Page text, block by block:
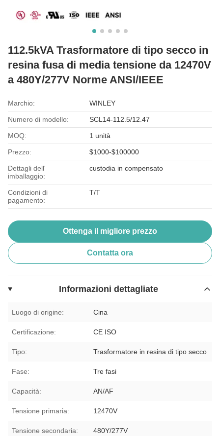
112.5kVA Trasformatore di tipo secco in
resina fusa di media tensione da 12470V
a 480Y/277V Norme ANSI/IEEE
Marchio: WINLEY
Numero di modello: SCL14-112.5/12.47
MOQ: 1 unità
Prezzo: $1000-$100000
Dettagli dell'
imballaggio:
custodia in compensato
Condizioni di
pagamento:
T/T
Ottenga il migliore prezzo
Contatta ora
Informazioni dettagliate
Luogo di origine: Cina
Certificazione: CE ISO
Tipo: Trasformatore in resina di tipo secco
Fase: Tre fasi
Capacità: AN/AF
Tensione primaria: 12470V
Tensione secondaria: 480Y/277V